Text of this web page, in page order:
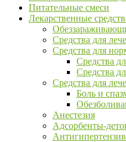
Питательные смеси
Лекарственные
Средства для
Средства для
Средства
Средства
Средства для
Боль и
Анестезия
Адсорбенты-